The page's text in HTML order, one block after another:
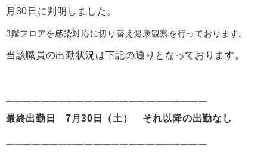
0422-26-1071
月30日に判明しました。
3階フロアを感染対応に切り替え健康観察を行っております。
当該職員の出勤状況は下記の通りとなっております。
最終出勤日 7月30日（土） それ以降の出勤なし